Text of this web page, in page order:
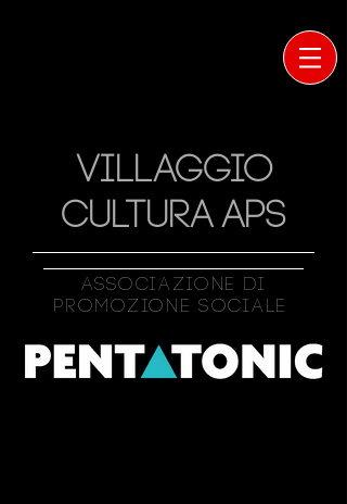
VILLAGGIO
CULTURA APS
Associazione Di
Promozione Sociale